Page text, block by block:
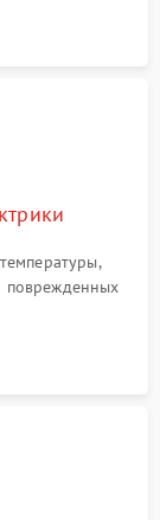
разрывы.
поврежденных